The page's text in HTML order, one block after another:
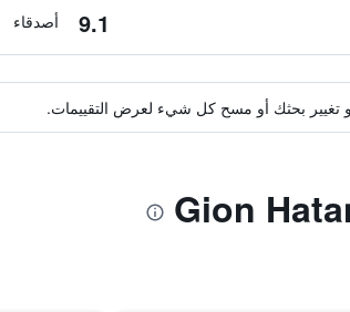
9.1 أصدقاء
تغيير بحثك أو مسح كل شيء لعرض التقييمات.